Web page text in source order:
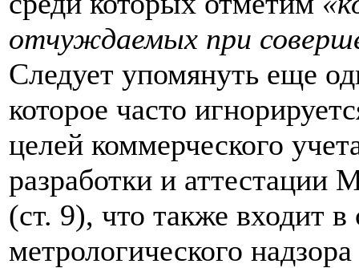
отчуждаемых при
Следует упомянуть еще
которое часто
целей коммерческого
разработки и аттестации
(ст. 9), что также входит в
метрологического